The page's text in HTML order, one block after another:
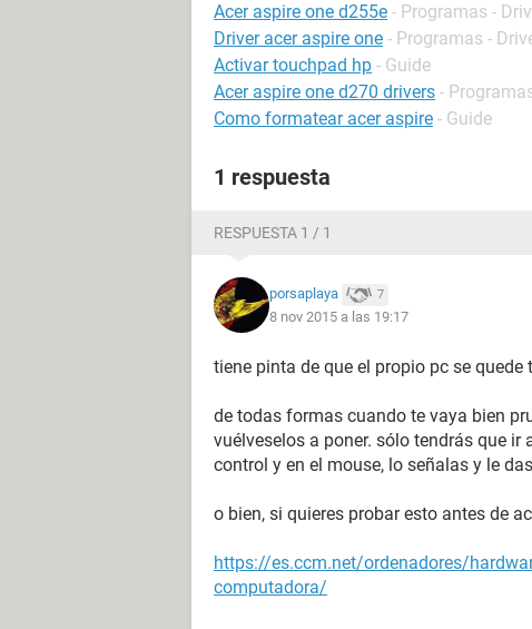
Acer aspire one d255e - Programas -
Driver acer aspire one - Programas -
Activar touchpad hp - Guide
Acer aspire one d270 drivers -
Como formatear acer aspire - Guide
1 respuesta
RESPUESTA 1 / 1
porsaplaya 7
8 nov 2015 a las 19:17
tiene pinta de que el propio pc se
de todas formas cuando te vaya bien
vuélveselos a poner. sólo tendrás que
control y en el mouse, lo señalas y le
o bien, si quieres probar esto antes de
https://es.ccm.net/ordenadores/
computadora/